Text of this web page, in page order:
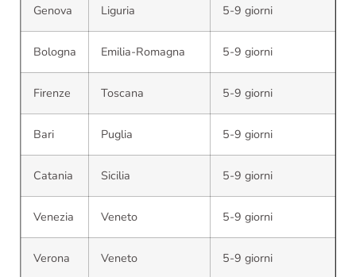
Genova Liguria 5-9 giorni
Bologna Emilia-Romagna 5-9 giorni
Firenze Toscana 5-9 giorni
Bari Puglia 5-9 giorni
Catania Sicilia 5-9 giorni
Venezia Veneto 5-9 giorni
Verona Veneto 5-9 giorni